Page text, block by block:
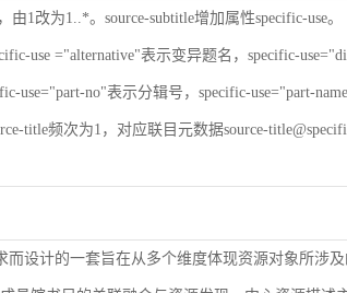
1改为1..*。source-subtitle增加属性specific-use
use ="alternative"表示变异题名，specific-
use="part-no"表示分辑号，specific-use="part-
title频次为1，对应联目元数据source-
设计的一套旨在从多个维度体现资源对象所涉